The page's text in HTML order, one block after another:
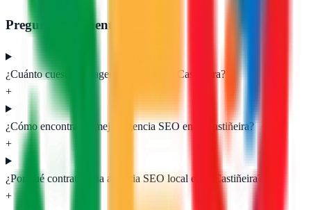
Preguntas frecuentes
¿Cuánto cuesta una agencia SEO en A Castiñeira?
+
¿Cómo encontrar la mejor agencia SEO en A Castiñeira?
+
¿Por qué contratar una agencia SEO local en A Castiñeira?
+